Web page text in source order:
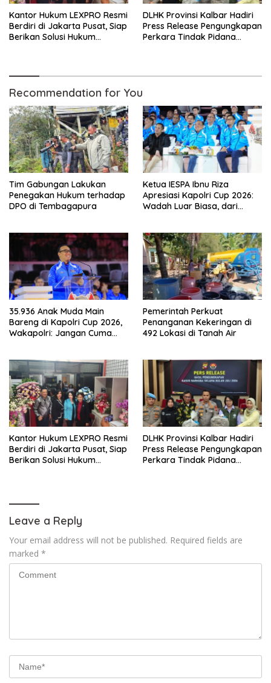
Kantor Hukum LEXPRO Resmi
Berdiri di Jakarta Pusat, Siap
Berikan Solusi Hukum
DLHK Provinsi Kalbar Hadiri
Press Release Pengungkapan
Perkara Tindak Pidana
Recommendation for You
Tim Gabungan Lakukan
Penegakan Hukum terhadap
DPO di Tembagapura
Ketua IESPA Ibnu Riza
Apresiasi Kapolri Cup 2026:
Wadah Luar Biasa, dari
35.936 Anak Muda Main
Bareng di Kapolri Cup 2026,
Wakapolri: Jangan Cuma
Pemerintah Perkuat
Penanganan Kekeringan di
492 Lokasi di Tanah Air
Kantor Hukum LEXPRO Resmi
Berdiri di Jakarta Pusat, Siap
Berikan Solusi Hukum
DLHK Provinsi Kalbar Hadiri
Press Release Pengungkapan
Perkara Tindak Pidana
Leave a Reply
Your email address will not be published. Required fields are
marked *